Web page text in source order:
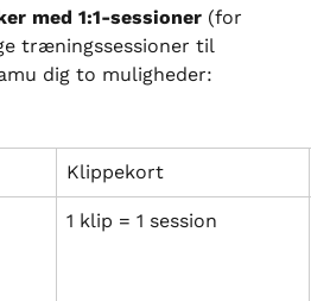
med 1:1-sessioner (for
træningssessioner til
dig to muligheder:
Klippekort
1 klip = 1 session